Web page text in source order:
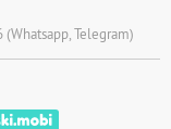
(Whatsapp, Telegram)